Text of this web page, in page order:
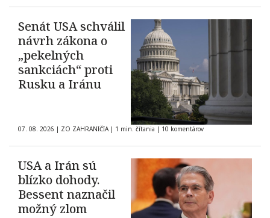
Senát USA schválil
návrh zákona o
„pekelných
sankciách“ proti
Rusku a Iránu
07. 08. 2026 | ZO ZAHRANIČIA | 1 min. čítania | 10 komentárov
USA a Irán sú
blízko dohody.
Bessent naznačil
možný zlom